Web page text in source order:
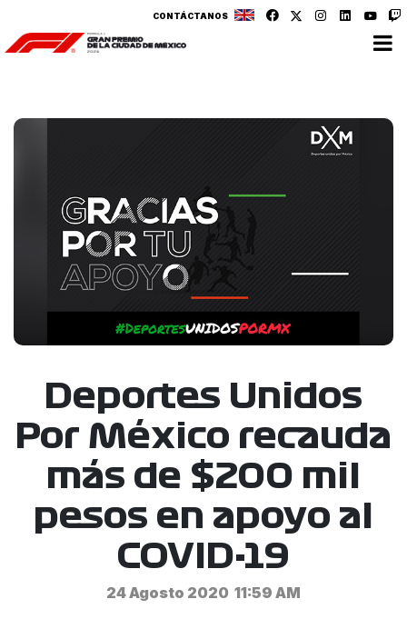
CONTÁCTANOS
Deportes Unidos
Por México recauda
más de $200 mil
pesos en apoyo al
COVID-19
24 Agosto 2020 11:59 AM